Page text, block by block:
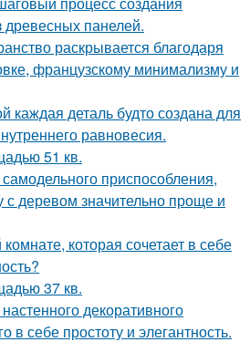
древесных панелей.
раскрывается благодаря
французскому минимализму и
каждая деталь будто создана для
равновесия.
51 кв.
приспособления,
с деревом значительно проще и
которая сочетает в себе
37 кв.
декоративного
в себе простоту и элегантность.